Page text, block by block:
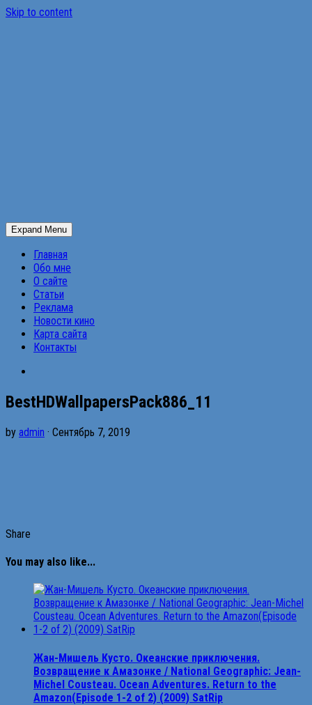
Skip to content
Expand Menu
Главная
Обо мне
О сайте
Статьи
Реклама
Новости кино
Карта сайта
Контакты
BestHDWallpapersPack886_11
by admin · Сентябрь 7, 2019
Share
You may also like...
Жан-Мишель Кусто. Океанские приключения.
Возвращение к Амазонке / National Geographic: Jean-
Michel Cousteau. Ocean Adventures. Return to the
Amazon(Episode 1-2 of 2) (2009) SatRip